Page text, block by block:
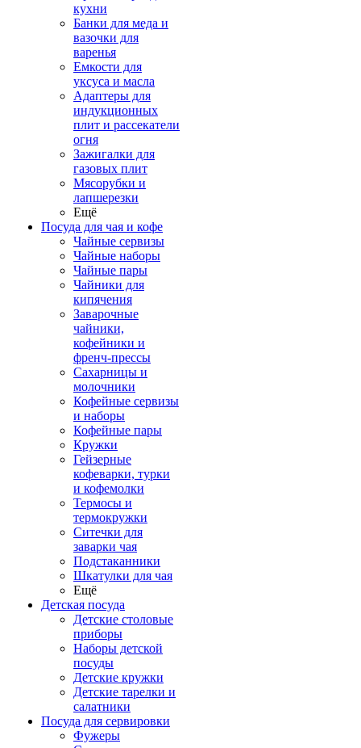
кухни
Банки для меда и
вазочки для
варенья
Емкости для
уксуса и масла
Адаптеры для
индукционных
плит и рассекатели
огня
Зажигалки для
газовых плит
Мясорубки и
лапшерезки
Ещё
Посуда для чая и кофе
Чайные сервизы
Чайные наборы
Чайные пары
Чайники для
кипячения
Заварочные
чайники,
кофейники и
френч-прессы
Сахарницы и
молочники
Кофейные сервизы
и наборы
Кофейные пары
Кружки
Гейзерные
кофеварки, турки
и кофемолки
Термосы и
термокружки
Ситечки для
заварки чая
Подстаканники
Шкатулки для чая
Ещё
Детская посуда
Детские столовые
приборы
Наборы детской
посуды
Детские кружки
Детские тарелки и
салатники
Посуда для сервировки
Фужеры